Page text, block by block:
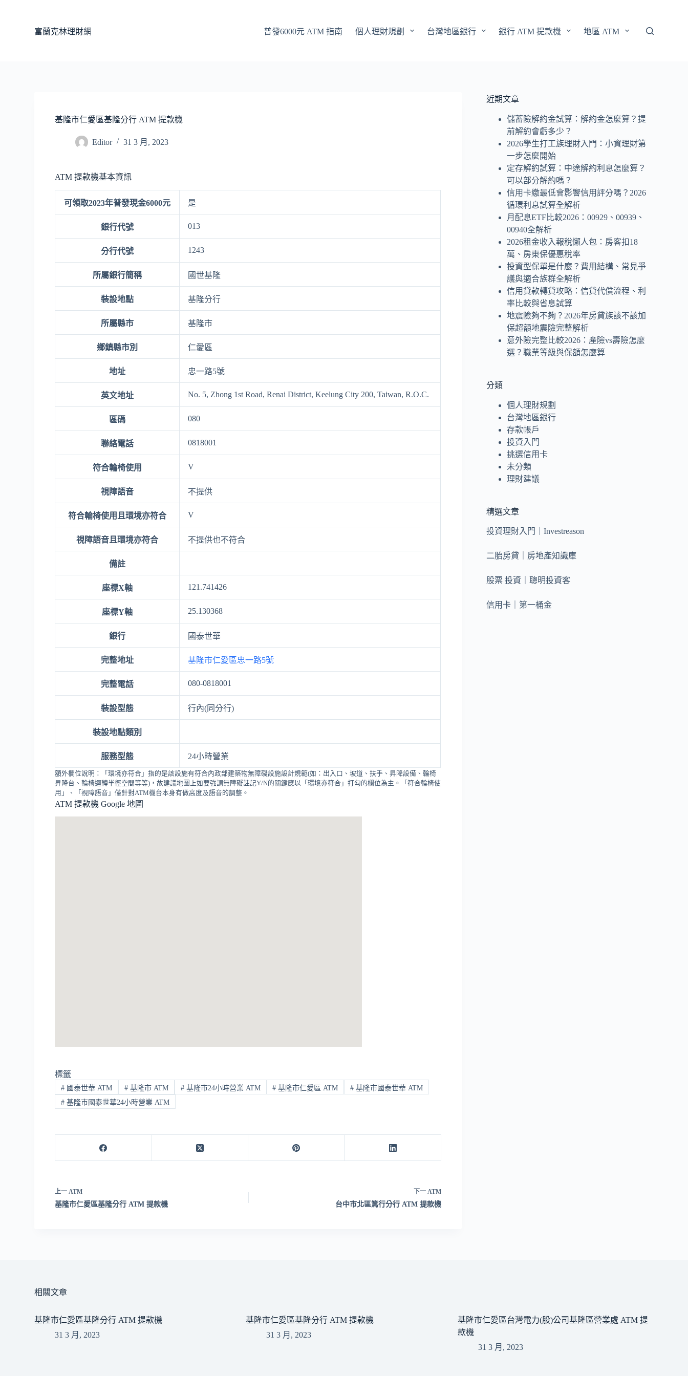
富蘭克林理財網 普發6000元 ATM 指南 個人理財規劃 台灣地區銀行 銀行 ATM 提款機 地區 ATM
基隆市仁愛區基隆分行 ATM 提款機
Editor 31 3 月, 2023
ATM 提款機基本資訊
可領取2023年普發現金6000元 是
銀行代號 013
分行代號 1243
所屬銀行簡稱 國世基隆
裝設地點 基隆分行
所屬縣市 基隆市
鄉鎮縣市別 仁愛區
地址 忠一路5號
英文地址 No. 5, Zhong 1st Road, Renai District, Keelung City 200, Taiwan, R.O.C.
區碼 080
聯絡電話 0818001
符合輪椅使用 V
視障語音 不提供
符合輪椅使用且環境亦符合 V
視障語音且環境亦符合 不提供也不符合
備註
座標X軸 121.741426
座標Y軸 25.130368
銀行 國泰世華
完整地址 基隆市仁愛區忠一路5號
完整電話 080-0818001
裝設型態 行內(同分行)
裝設地點類別
服務型態 24小時營業
額外欄位說明：「環境亦符合」指的是該設施有符合內政部建築物無障礙設施設計規範(如：出入口、坡道、扶手、昇降設備、輪椅
昇降台、輪椅迴轉半徑空間等等)，故建議地圖上如要強調無障礙註記Y/N的關鍵應以「環境亦符合」打勾的欄位為主。「符合輪椅使
用」、「視障語音」僅針對ATM機台本身有做高度及語音的調整。
ATM 提款機 Google 地圖
標籤
# 國泰世華 ATM #基隆市 ATM #基隆市24小時營業 ATM # 基隆市仁愛區 ATM # 基隆市國泰世華 ATM
# 基隆市國泰世華24小時營業 ATM
上一ATM
基隆市仁愛區基隆分行 ATM 提款機
下一 ATM
台中市北區篤行分行 ATM 提款機
近期文章
儲蓄險解約金試算：解約金怎麼算？提
前解約會虧多少？
2026學生打工族理財入門：小資理財第
一步怎麼開始
定存解約試算：中途解約利息怎麼算？
可以部分解約嗎？
信用卡繳最低會影響信用評分嗎？2026
循環利息試算全解析
月配息ETF比較2026：00929、00939、
00940全解析
2026租金收入報稅懶人包：房客扣18
萬、房東保優惠稅率
投資型保單是什麼？費用結構、常見爭
議與適合族群全解析
信用貸款轉貸攻略：信貸代償流程、利
率比較與省息試算
地震險夠不夠？2026年房貸族該不該加
保超額地震險完整解析
意外險完整比較2026：產險vs壽險怎麼
選？職業等級與保額怎麼算
分類
個人理財規劃
台灣地區銀行
存款帳戶
投資入門
挑選信用卡
未分類
理財建議
精選文章
投資理財入門｜Investreason
二胎房貸｜房地產知識庫
股票 投資｜聰明投資客
信用卡｜第一桶金
相關文章
基隆市仁愛區基隆分行 ATM 提款機
31 3 月, 2023
基隆市仁愛區基隆分行 ATM 提款機
31 3 月, 2023
基隆市仁愛區台灣電力(股)公司基隆區營業處 ATM 提
款機
31 3 月, 2023